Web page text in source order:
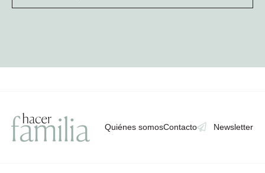
Quiénes somosContacto Newsletter